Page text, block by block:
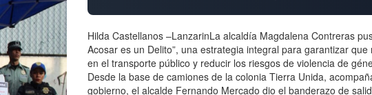
Hilda Castellanos –LanzarinLa alcaldía Magdalena Contreras
Acosar es un Delito”, una estrategia integral para garantizar
en el transporte público y reducir los riesgos de violencia de
Desde la base de camiones de la colonia Tierra Unida,
gobierno, el alcalde Fernando Mercado dio el banderazo de